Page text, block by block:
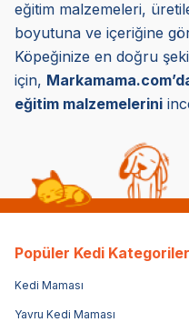
eğitim malzemeleri,
boyutuna ve içeriğine
Köpeğinize en doğru
için,
eğitim malzemelerini
Popüler Kedi
Kedi Maması
Yavru Kedi Maması